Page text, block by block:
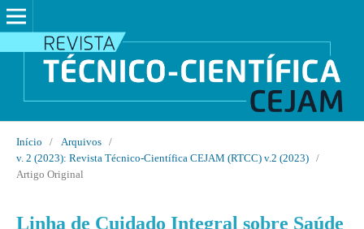
Início / Arquivos
/
v. 2 (2023): Revista Técnico-Científica CEJAM (RTCC) v.2 (2023)
/
Artigo Original
Linha de Cuidado Integral sobre Saúde